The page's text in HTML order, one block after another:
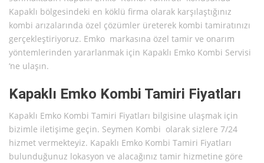
Kapaklı bölgesindeki en köklü firma olarak karşılaştığınız
kombi arızalarında özel çözümler üreterek kombi tamiratınızı
gerçekleştiriyoruz. Emko markasına özel tamir ve onarım
yöntemlerinden yararlanmak için Kapaklı Emko Kombi Servisi
‘ne ulaşın.
Kapaklı Emko Kombi Tamiri Fiyatları
Kapaklı Emko Kombi Tamiri Fiyatları bilgisine ulaşmak için
bizimle iletişime geçin. Seymen Kombi olarak sizlere 7/24
hizmet vermekteyiz. Kapaklı Emko Kombi Tamiri Fiyatları
bulunduğunuz lokasyon ve alacağınız tamir hizmetine göre